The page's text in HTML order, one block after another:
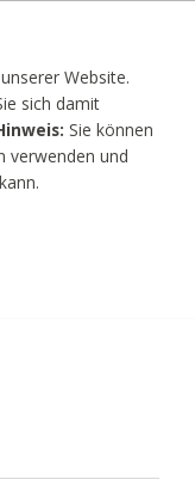
Website.
sich damit
Sie können
verwenden und